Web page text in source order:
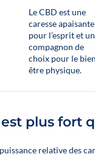
Le CBD est une
caresse apaisante
pour l’esprit et un
compagnon de
choix pour le
être physique.
plus fort
relative des